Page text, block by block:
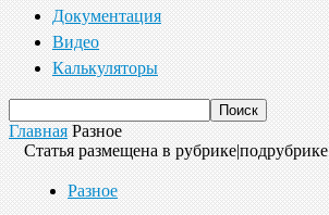
Документация
Видео
Калькуляторы
Главная Разное
Статья размещена в рубрике|подрубрике
Разное